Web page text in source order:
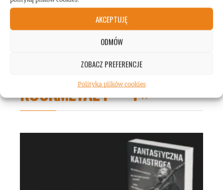
AKCEPTUJĘ
ODMÓW
ZOBACZ PREFERENCJE
Polityka plików cookies
ROCKMETAL F***T